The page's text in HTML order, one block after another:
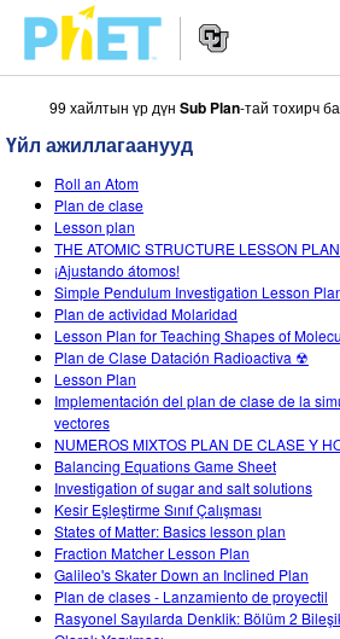
PhET
вэб
хуудаст
Хайх
Navigation
ЗАГВАРЧЛАЛУУД
All Sims
Физик
Математик
Хими
Газар зүй
Биологи
Орчуулсан загвар
Customizable Sims
STUDIO
About Studio
Customizable Sims
Start a Free Trial
Purchase a License
БАГШЛАХ
Үйлийн хөтөч
Үйл ажиллагаагаа хуваалцах
Activity Contribution Guidelines
Virtual Workshops
Professional Learning with PhET
Teaching with PhET
СУДАЛГАА
INITIATIVES
Inclusive Design
PhET Global
Data Fluency
DEIB in STEM Ed
SceneryStack OSE
НЭВТРЭХ / БҮРТГҮҮЛЭХ
НЭВТРЭХ / БҮРТГҮҮЛЭХ
99 хайлтын үр дүн Sub Plan-тай тохирч
Үйл ажиллагаанууд
Roll an Atom
Plan de clase
Lesson plan
THE ATOMIC STRUCTURE LESSON PLAN
¡Ajustando átomos!
Simple Pendulum Investigation Lesson
Plan de actividad Molaridad
Lesson Plan for Teaching Shapes of
Plan de Clase Datación Radioactiva ☢
Lesson Plan
Implementación del plan de clase de la
vectores
NUMEROS MIXTOS PLAN DE CLASE Y
Balancing Equations Game Sheet
Investigation of sugar and salt solutions
Kesir Eşleştirme Sınıf Çalışması
States of Matter: Basics lesson plan
Fraction Matcher Lesson Plan
Galileo's Skater Down an Inclined Plan
Plan de clases - Lanzamiento de proyectil
Rasyonel Sayılarda Denklik: Bölüm 2